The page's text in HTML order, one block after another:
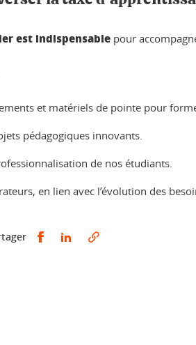
est indispensable pour
et matériels de pointe pour
pédagogiques innovants.
de nos étudiants.
en lien avec l’évolution des
Partager sur Facebook
Partager sur LinkedIn